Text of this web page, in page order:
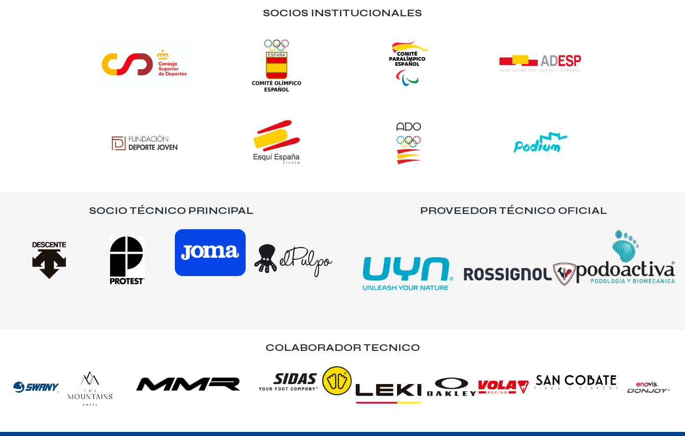
SOCIOS INSTITUCIONALES
SOCIO TÉCNICO PRINCIPAL PROVEEDOR TÉCNICO OFICIAL
COLABORADOR TECNICO